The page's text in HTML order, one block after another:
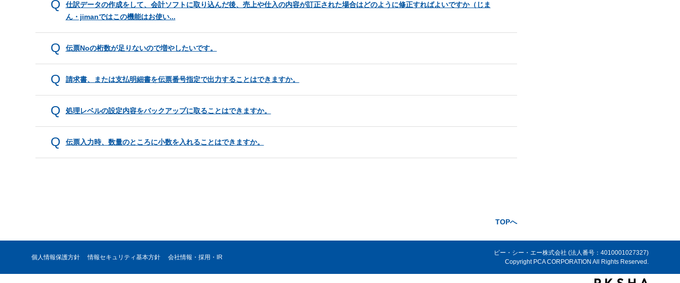
仕訳データの作成をして、会計ソフトに取り込んだ後、売上や仕入の内容が訂正された場合はどのように修正すればよいですか（じま
ん・jimanではこの機能はお使い...
伝票Noの桁数が足りないので増やしたいです。
請求書、または支払明細書を伝票番号指定で出力することはできますか。
処理レベルの設定内容をバックアップに取ることはできますか。
伝票入力時、数量のところに小数を入れることはできますか。
TOPへ
個人情報保護方針 情報セキュリティ基本方針 会社情報・採用・IR
ピー・シー・エー株式会社 (法人番号：4010001027327)
Copyright PCA CORPORATION All Rights Reserved.